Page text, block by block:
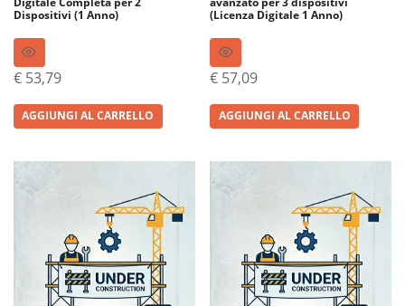
Dispositivi (1 Anno)
€ 53,79
AGGIUNGI AL CARRELLO
(Licenza Digitale 1 Anno)
€ 57,09
AGGIUNGI AL CARRELLO